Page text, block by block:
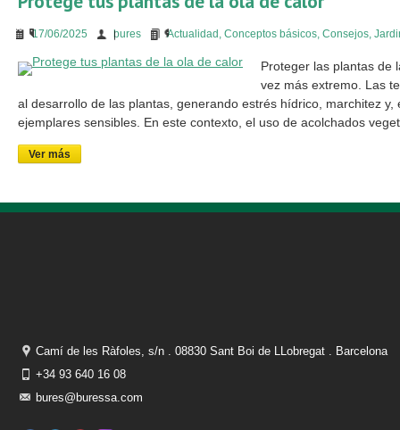
17/06/2025 bures Actualidad , Conceptos básicos, Consejos,
Proteger las plantas de
vez más extremo. Las
al desarrollo de las plantas, generando estrés hídrico, marchitez
ejemplares sensibles. En este contexto, el uso de acolchados
Ver más
Camí de les Ràfoles, s/n . 08830 Sant Boi de LLobregat . Barcelona
+34 93 640 16 08
bures@buressa.com